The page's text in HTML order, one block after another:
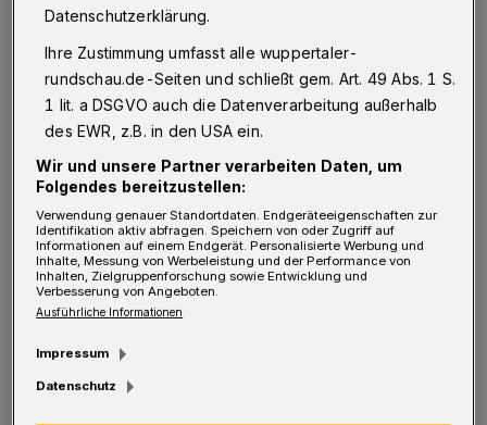
I n dem Haus 26 sind insgesamt 51
Nahezu alle Einheiten wurden demnach an
Bestandskundinnen und -kunden aus dem
Quartier vermietet. „Damit konnte das Ziel
erreicht werden, allen, die es wünschen, die
Rückkehr in ihr altes, neues Zuhause zu
ermöglichen und zugleich die gewachsene,
gute Nachbarschaft zu erhalten“, so die
Datenschutzerklärung.
Ihre Zustimmung umfasst alle wuppertaler-
rundschau.de-Seiten und schließt gem. Art. 49 Abs. 1 S.
1 lit. a DSGVO auch die Datenverarbeitung außerhalb
des EWR, z.B. in den USA ein.
Wir und unsere Partner verarbeiten Daten, um
Folgendes bereitzustellen:
Verwendung genauer Standortdaten. Endgeräteeigenschaften zur
Identifikation aktiv abfragen. Speichern von oder Zugriff auf
Informationen auf einem Endgerät. Personalisierte Werbung und
Inhalte, Messung von Werbeleistung und der Performance von
Inhalten, Zielgruppenforschung sowie Entwicklung und
Verbesserung von Angeboten.
Ausführliche Informationen
Impressum
Datenschutz